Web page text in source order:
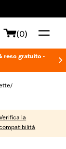
(0)
reso gratuito -
/
la